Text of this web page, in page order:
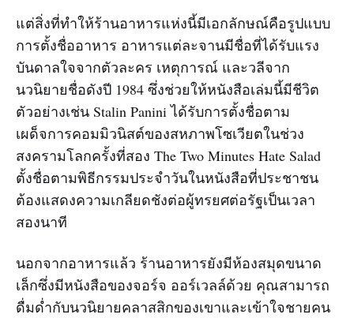
แต่สิ่งที่ทำให้ร้านอาหารแห่งนี้มีเอกลักษณ์คือรูปแบบ
การตั้งชื่ออาหาร อาหารแต่ละจานมีชื่อที่ได้รับแรง
บันดาลใจจากตัวละคร เหตุการณ์ และวลีจาก
นวนิยายชื่อดังปี 1984 ซึ่งช่วยให้หนังสือเล่มนี้มีชีวิต
ตัวอย่างเช่น Stalin Panini ได้รับการตั้งชื่อตาม
เผด็จการคอมมิวนิสต์ของสหภาพโซเวียตในช่วง
สงครามโลกครั้งที่สอง The Two Minutes Hate Salad
ตั้งชื่อตามพิธีกรรมประจำวันในหนังสือที่ประชาชน
ต้องแสดงความเกลียดชังต่อผู้ทรยศต่อรัฐเป็นเวลา
สองนาที
นอกจากอาหารแล้ว ร้านอาหารยังมีห้องสมุดขนาด
เล็กซึ่งมีหนังสือของจอร์จ ออร์เวลล์ด้วย คุณสามารถ
ดื่มด่ำกับนวนิยายคลาสสิกของเขาและเข้าใจชายคน